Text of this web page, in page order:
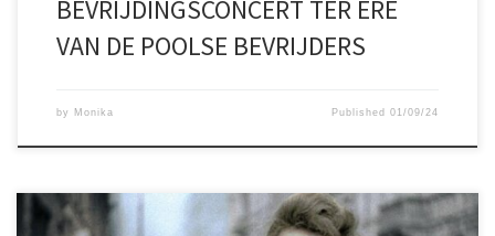
BEVRIJDINGSCONCERT TER ERE
VAN DE POOLSE BEVRIJDERS
by Monika Published01/09/24